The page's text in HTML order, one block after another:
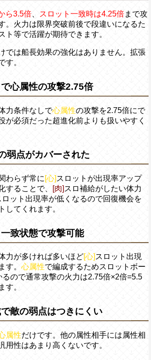
ら3.5倍 スロット一致時は4.25倍まで攻
。火力は限界突破前後で段違いになるた
ト等で活躍が期待できます。
では船長効果の強化はありません。拡張
す。
心属性の攻撃2.75倍
力条件なしで心属性の攻撃を2.75倍にで
が必須だった超進化前よりも扱いやすく
弱点がカバーされた
わらず常に [心] スロットが出現率アップ
することで、
[肉] スロ補給がしたい体力
ロット出現率が低くなるので回復機会を
してくれます。
致状態で攻撃可能
力が多ければ多いほど[心]スロット出現
す。 心属性で編成するためスロットボー
ので通常攻撃の火力は2.75倍×2倍=5.5
す。
敵の弱点はつきにくい
属性だけです。他の属性相手には属性相
用性はあまり高くないです。